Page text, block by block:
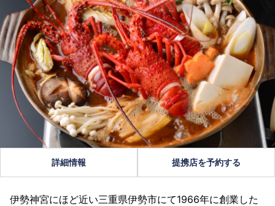
詳細情報 提携店を予約する
伊勢神宮にほど近い三重県伊勢市にて1966年に創業した